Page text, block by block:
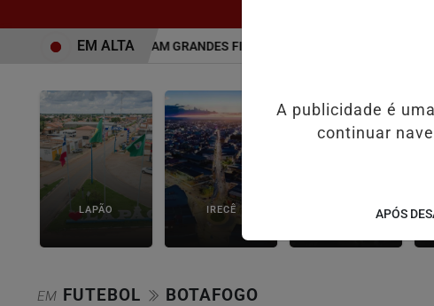
SÃO PAULO ENFRENTAM GRANDES FILAS NOS POSTOS DE VACINAÇÃO
EM ALTA
LAPÃO IRECÊ JOÃO DOURADO
EM FUTEBOL BOTAFOGO
A publicidade é
continuar
APÓS